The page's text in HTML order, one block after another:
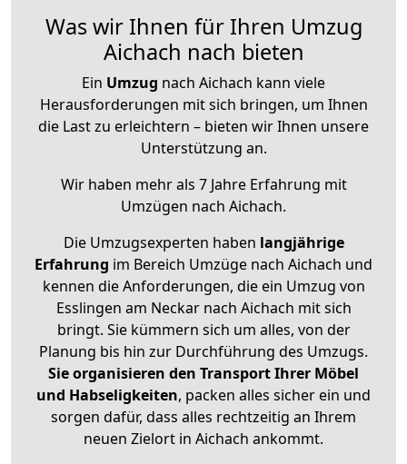
Was wir Ihnen für Ihren Umzug
Aichach nach bieten
Ein Umzug nach Aichach kann viele
Herausforderungen mit sich bringen, um Ihnen
die Last zu erleichtern – bieten wir Ihnen unsere
Unterstützung an.
Wir haben mehr als 7 Jahre Erfahrung mit
Umzügen nach Aichach.
Die Umzugsexperten haben langjährige
Erfahrung im Bereich Umzüge nach Aichach und
kennen die Anforderungen, die ein Umzug von
Esslingen am Neckar nach Aichach mit sich
bringt. Sie kümmern sich um alles, von der
Planung bis hin zur Durchführung des Umzugs.
Sie organisieren den Transport Ihrer Möbel
und Habseligkeiten, packen alles sicher ein und
sorgen dafür, dass alles rechtzeitig an Ihrem
neuen Zielort in Aichach ankommt.